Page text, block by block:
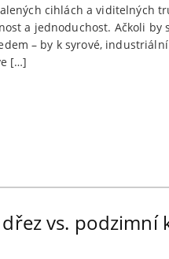
cihlách a viditelných
a jednoduchost. Ačkoli by
– by k syrové,
[…]
vs.